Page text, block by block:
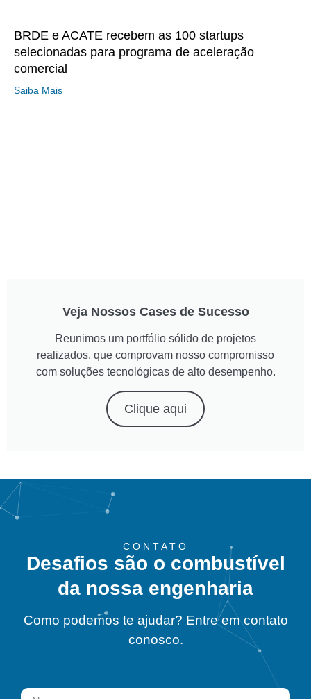
BRDE e ACATE recebem as 100 startups
selecionadas para programa de aceleração
comercial
Saiba Mais
Veja Nossos Cases de Sucesso
Reunimos um portfólio sólido de projetos
realizados, que comprovam nosso compromisso
com soluções tecnológicas de alto desempenho.
Clique aqui
CONTATO
Desafios são o combustível
da nossa engenharia
Como podemos te ajudar? Entre em contato
conosco.